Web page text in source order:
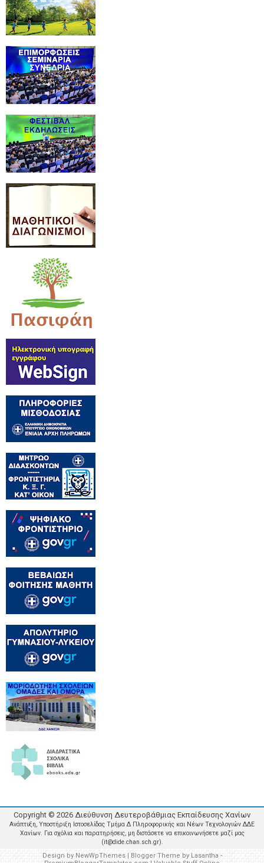
Copyright © 2026 Διεύθυνση Δευτεροβάθμιας Εκπαίδευσης Χανίων
Ανάπτυξη, Υποστήριξη Ιστοσελίδας Τμήμα Δ Πληροφορικής και Νέων Τεχνολογιών ΔΔΕ
Χανίων. Για σχόλια και παρατηρήσεις, μη διστάσετε να επικοινωνήσετε μαζί μας
(it@dide.chan.sch.gr).
Design byNewWpThemes| Blogger Theme byLasantha -